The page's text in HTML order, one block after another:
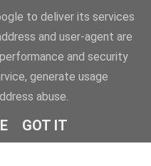
Blogger
to deliver its services
and user-agent are
and security
generate usage
abuse.
GOT IT